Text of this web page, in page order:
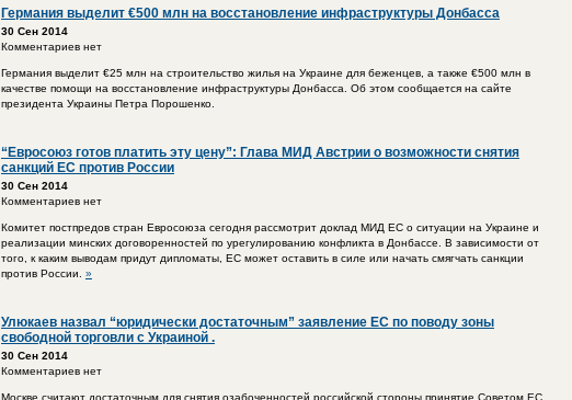
Германия выделит €500 млн на восстановление инфраструктуры Донбасса
30 Сен 2014
Комментариев нет
Германия выделит €25 млн на строительство жилья на Украине для беженцев, а также €500 млн в
качестве помощи на восстановление инфраструктуры Донбасса. Об этом сообщается на сайте
президента Украины Петра Порошенко.
“Евросоюз готов платить эту цену”: Глава МИД Австрии о возможности снятия
санкций ЕС против России
30 Сен 2014
Комментариев нет
Комитет постпредов стран Евросоюза сегодня рассмотрит доклад МИД ЕС о ситуации на Украине и
реализации минских договоренностей по урегулированию конфликта в Донбассе. В зависимости от
того, к каким выводам придут дипломаты, ЕС может оставить в силе или начать смягчать санкции
против России. »
Улюкаев назвал “юридически достаточным” заявление ЕС по поводу зоны
свободной торговли с Украиной .
30 Сен 2014
Комментариев нет
Москве считают достаточным для снятия озабоченностей российской стороны принятие Советом ЕС